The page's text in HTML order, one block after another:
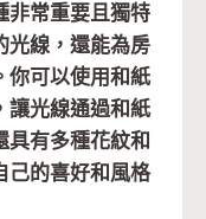
非常重要且獨特
光線，還能為房
你可以使用和紙
讓光線通過和紙
具有多種花紋和
己的喜好和風格